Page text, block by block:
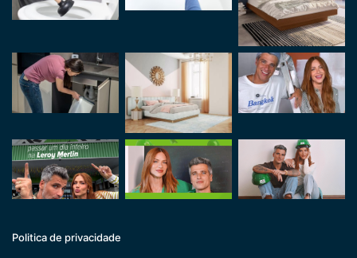
Politica de privacidade